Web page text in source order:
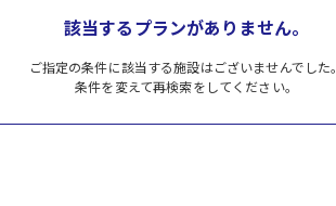
該当するプランがありません。
ご指定の条件に該当する施設はございませんでした。
条件を変えて再検索をしてください。